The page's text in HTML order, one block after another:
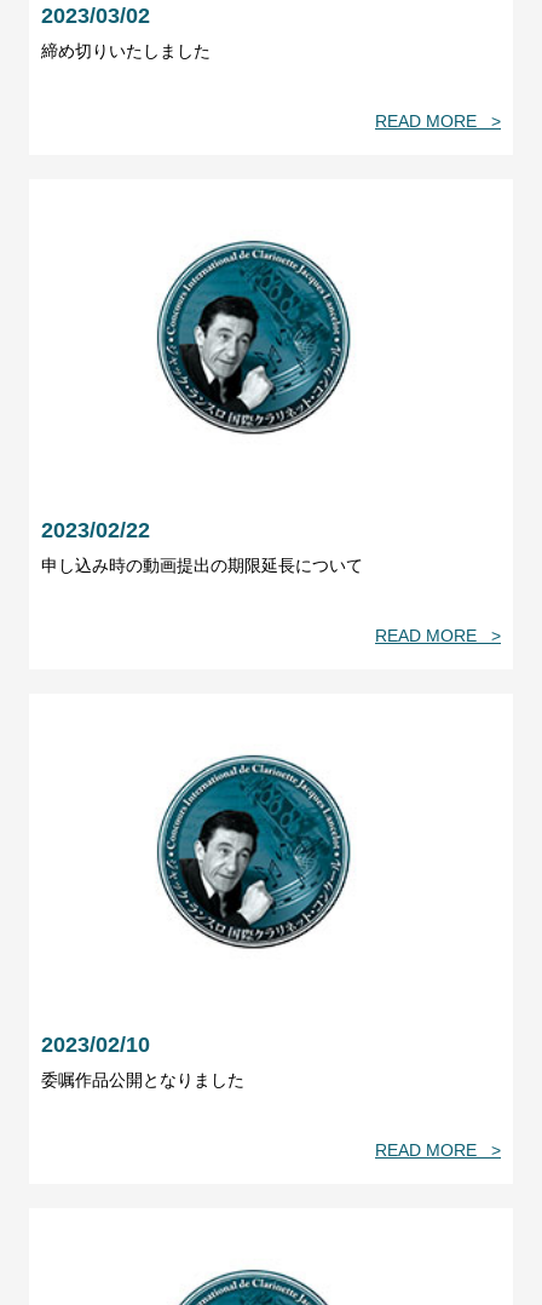
2023/03/02
締め切りいたしました
READ MORE >
2023/02/22
申し込み時の動画提出の期限延長について
READ MORE >
2023/02/10
委嘱作品公開となりました
READ MORE >